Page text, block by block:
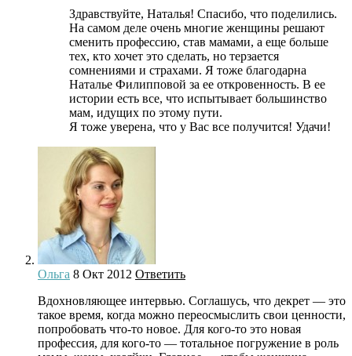
Здравствуйте, Наталья! Спасибо, что поделились.
На самом деле очень многие женщины решают
сменить профессию, став мамами, а еще больше
тех, кто хочет это сделать, но терзается
сомнениями и страхами. Я тоже благодарна
Наталье Филипповой за ее откровенность. В ее
истории есть все, что испытывает большинство
мам, идущих по этому пути.
Я тоже уверена, что у Вас все получится! Удачи!
Ольга 8 Окт 2012 Ответить
Вдохновляющее интервью. Соглашусь, что декрет — это
такое время, когда можно переосмыслить свои ценности,
попробовать что-то новое. Для кого-то это новая
профессия, для кого-то — тотальное погружение в роль